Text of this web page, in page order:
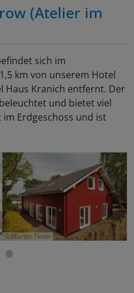
(Atelier im
sich im
km von unserem Hotel
Haus Kranich entfernt. Der
und bietet viel
Erdgeschoss und ist
Martin Timm